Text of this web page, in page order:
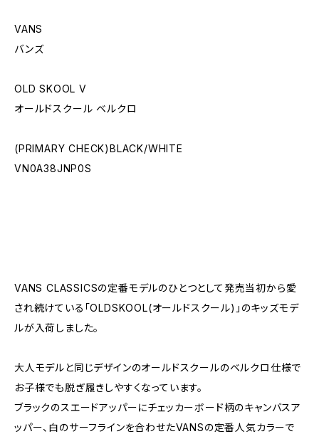
VANS
バンズ
OLD SKOOL V
オールドスクール ベルクロ
(PRIMARY CHECK)BLACK/WHITE
VN0A38JNP0S
VANS CLASSICSの定番モデルのひとつとして発売当初から愛
され続けている「OLDSKOOL(オールドスクール)」のキッズモデ
ルが入荷しました。
大人モデルと同じデザインのオールドスクールのベルクロ仕様で
お子様でも脱ぎ履きしやすくなっています。
ブラックのスエードアッパーにチェッカーボード柄のキャンバスア
ッパー、白のサーフラインを合わせたVANSの定番人気カラーで